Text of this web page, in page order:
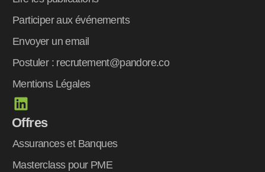
Participer aux événements
Envoyer un email
Postuler : recrutement@pandore.co
Mentions Légales
L
i
n
k
e
Offres
Assurances et Banques
Masterclass pour PME